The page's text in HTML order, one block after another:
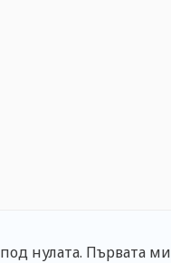
нулата. Първата ми